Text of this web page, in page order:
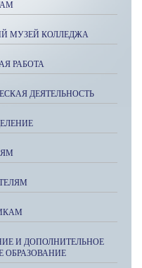
МУЗЕЙ КОЛЛЕДЖА
РАБОТА
ДЕЯТЕЛЬНОСТЬ
И ДОПОЛНИТЕЛЬНОЕ
ОБРАЗОВАНИЕ